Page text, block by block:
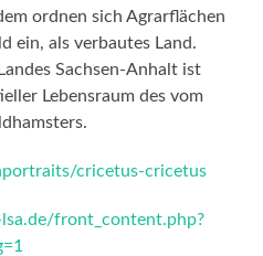
ordnen sich Agrarflächen
ein, als verbautes Land.
Sachsen-Anhalt ist
Lebensraum des vom
cricetus-cricetus
front_content.php?